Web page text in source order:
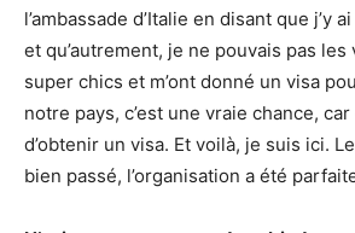
l’ambassade d’Italie en disant que j’y
et qu’autrement, je ne pouvais pas les
super chics et m’ont donné un visa
notre pays, c’est une vraie chance,
d’obtenir un visa. Et voilà, je suis ici.
bien passé, l’organisation a été